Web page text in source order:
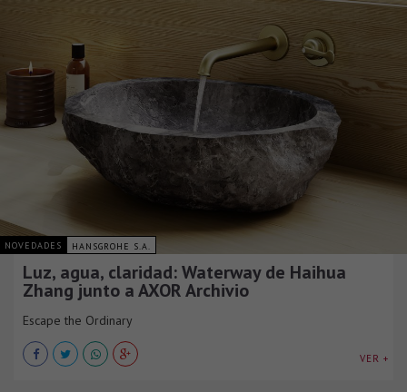
NOVEDADES HANSGROHE S.A.
Luz, agua, claridad: Waterway de Haihua
Zhang junto a AXOR Archivio
Escape the Ordinary
VER +